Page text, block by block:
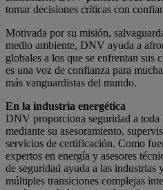
tomar decisiones críticas con
Motivada por su misión,
medio ambiente, DNV ayuda a
globales a los que se enfrentan
es una voz de confianza para
más vanguardistas del mundo.
En la industria energética
DNV proporciona seguridad a toda
mediante su asesoramiento,
servicios de certificación. Como
expertos en energía y asesores
de seguridad ayuda a las industrias
múltiples transiciones complejas